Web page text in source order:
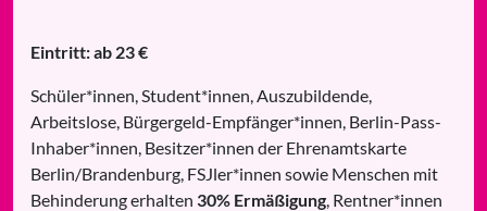
Eintritt: ab 23 €
Schüler*innen, Student*innen, Auszubildende,
Arbeitslose, Bürgergeld-Empfänger*innen, Berlin-Pass-
Inhaber*innen, Besitzer*innen der Ehrenamtskarte
Berlin/Brandenburg, FSJler*innen sowie Menschen mit
Behinderung erhalten 30% Ermäßigung , Rentner*innen